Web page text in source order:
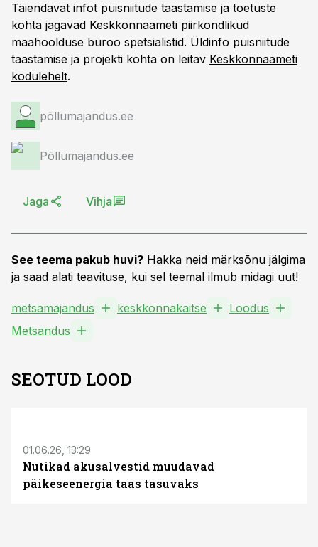
Täiendavat infot puisniitude taastamise ja toetuste
kohta jagavad Keskkonnaameti piirkondlikud
maahoolduse büroo spetsialistid. Üldinfo puisniitude
taastamise ja projekti kohta on leitav Keskkonnaameti
kodulehelt.
põllumajandus.ee
Põllumajandus.ee
Jaga Vihja
See teema pakub huvi? Hakka neid märksõnu jälgima
ja saad alati teavituse, kui sel teemal ilmub midagi uut!
metsamajandus keskkonnakaitse
Loodus
Metsandus
SEOTUD LOOD
01.06.26, 13:29
Nutikad akusalvestid muudavad
päikeseenergia taas tasuvaks